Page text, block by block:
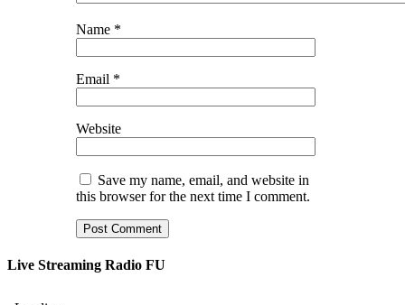
Name *
Email *
Website
Save my name, email, and website in
this browser for the next time I comment.
Live Streaming Radio FU